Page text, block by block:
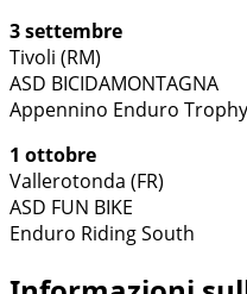
3 settembre
Tivoli (RM)
ASD BICIDAMONTAGNA
Appennino Enduro Trophy
1 ottobre
Vallerotonda (FR)
ASD FUN BIKE
Enduro Riding South